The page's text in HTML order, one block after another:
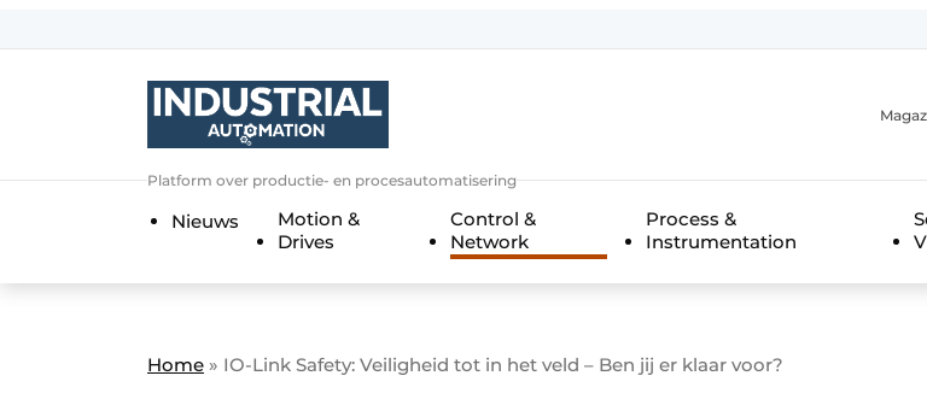
Algemene voorwaarden
Contact
Direct contact
Evenement aanmelden
Platform over productie- en procesautomatisering
Nieuws
Motion &
Drives
Control &
Network
Process &
Instrumentation
Home » IO-Link Safety: Veiligheid tot in het veld – Ben jij er klaar voor?